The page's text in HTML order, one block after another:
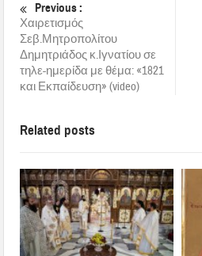
Previous :
Χαιρετισμός
Σεβ.Μητροπολίτου
Δημητριάδος κ.Ιγνατίου σε
τηλε-ημερίδα με θέμα: «1821
και Εκπαίδευση» (video)
Related posts